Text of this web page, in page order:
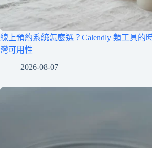
線上預約系統怎麼選？Calendly 類工具的
灣可用性
2026-08-07